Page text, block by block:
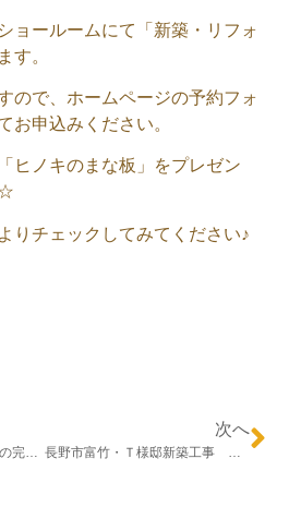
ョールームにて「新築・リフォ
す。
ので、ホームページの予約フォ
お申込みください。
ヒノキのまな板」をプレゼン
りチェックしてみてください♪
3月13日(土)・14日(日)開催の完成見学会のチラシができあがりました！
次へ
長野市富竹・Ｔ様邸新築工事 ～地鎮祭～